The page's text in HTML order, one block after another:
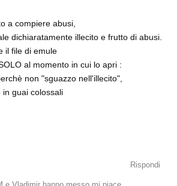
a compiere abusi,
dichiaratamente illecito e frutto di abusi.
il file di emule
al momento in cui lo apri :
non "sguazzo nell'illecito",
in guai colossali
Rispondi